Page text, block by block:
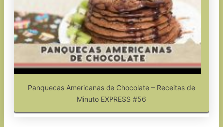
Panquecas Americanas de Chocolate – Receitas de
Minuto EXPRESS #56